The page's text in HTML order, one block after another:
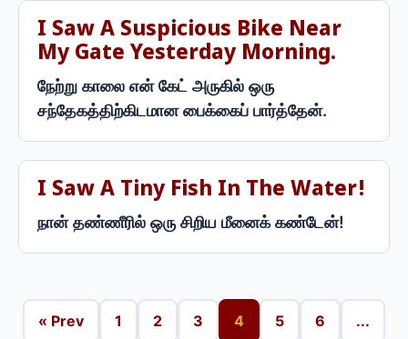
I Saw A Suspicious Bike Near
My Gate Yesterday Morning.
நேற்று காலை என் கேட் அருகில் ஒரு
சந்தேகத்திற்கிடமான பைக்கைப் பார்த்தேன்.
I Saw A Tiny Fish In The Water!
நான் தண்ணீரில் ஒரு சிறிய மீனைக் கண்டேன்!
« Prev 1 2 3 4 5 6 ...